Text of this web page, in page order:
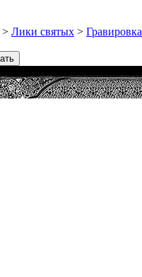
> Лики святых > Гравировка